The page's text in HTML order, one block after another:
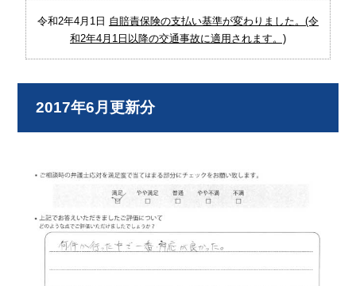
令和2年4月1日 自賠責保険の支払い基準が変わりました。(令
和2年4月1日以降の交通事故に適用されます。)
2017年6月更新分